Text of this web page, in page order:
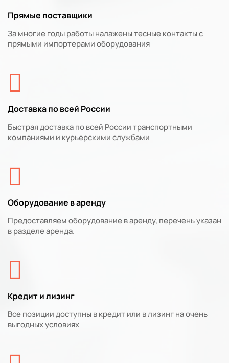
Прямые поставщики
За многие годы работы налажены тесные контакты с
прямыми импортерами оборудования
Доставка по всей России
Быстрая доставка по всей России транспортными
компаниями и курьерскими службами
Оборудование в аренду
Предоставляем оборудование в аренду, перечень указан
в разделе аренда.
Кредит и лизинг
Все позиции доступны в кредит или в лизинг на очень
выгодных условиях